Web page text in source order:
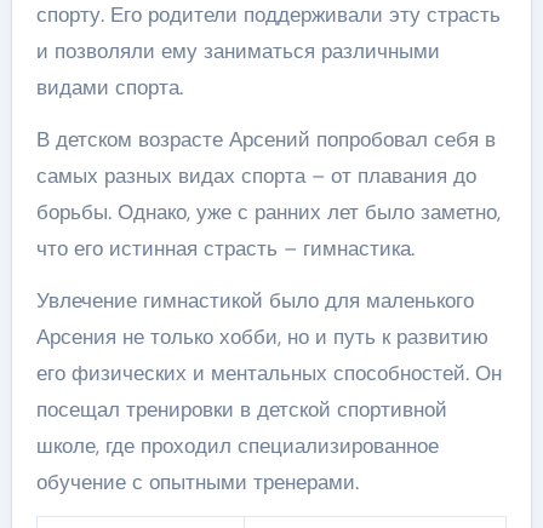
спорту. Его родители поддерживали эту страсть
и позволяли ему заниматься различными
видами спорта.
В детском возрасте Арсений попробовал себя в
самых разных видах спорта – от плавания до
борьбы. Однако, уже с ранних лет было заметно,
что его истинная страсть – гимнастика.
Увлечение гимнастикой было для маленького
Арсения не только хобби, но и путь к развитию
его физических и ментальных способностей. Он
посещал тренировки в детской спортивной
школе, где проходил специализированное
обучение с опытными тренерами.